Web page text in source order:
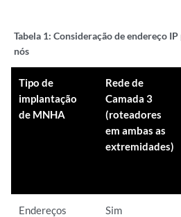
Tabela 1: Consideração de endereço
nós
Tipo de
implantação
de MNHA
Rede de
Camada 3
(roteadores
em ambas as
extremidades)
Endereços
Sim